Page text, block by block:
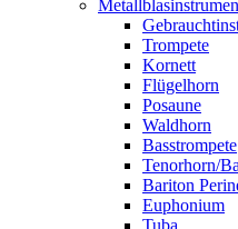
Trompete
Kornett
Flügelhorn
Posaune
Waldhorn
Basstrompete
Tenorhorn/
Bariton
Euphonium
Tuba